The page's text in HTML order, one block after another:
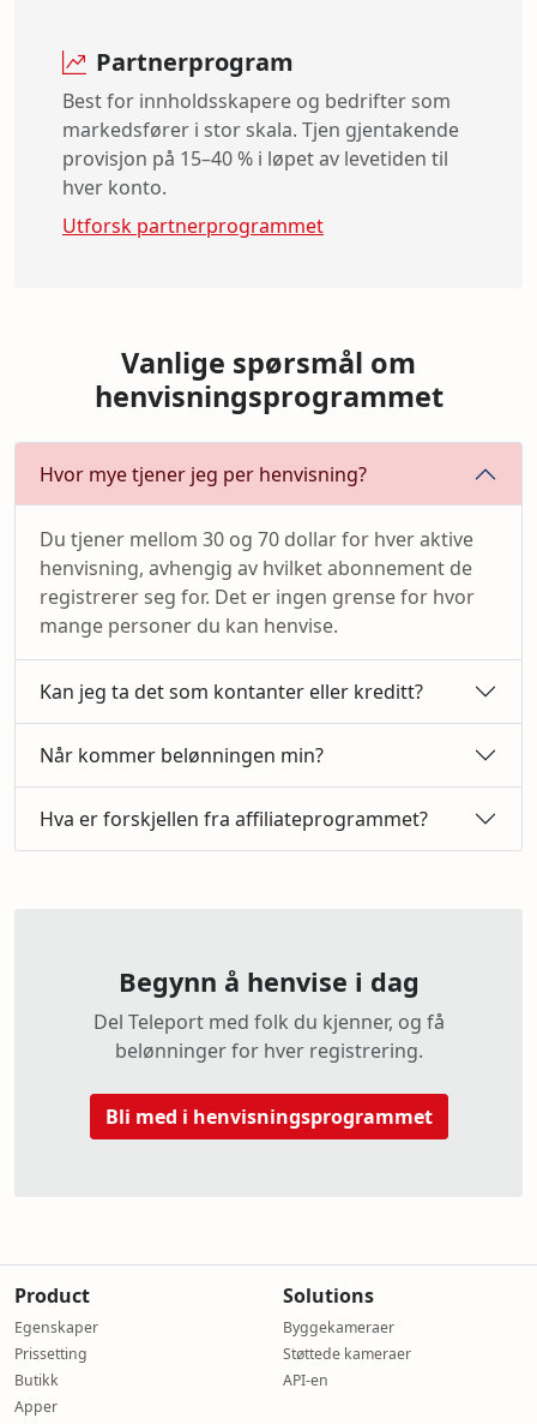
Partnerprogram
Best for innholdsskapere og bedrifter som
markedsfører i stor skala. Tjen gjentakende
provisjon på 15–40 % i løpet av levetiden til
hver konto.
Utforsk partnerprogrammet
Vanlige spørsmål om
henvisningsprogrammet
Hvor mye tjener jeg per henvisning?
Du tjener mellom 30 og 70 dollar for hver aktive
henvisning, avhengig av hvilket abonnement de
registrerer seg for. Det er ingen grense for hvor
mange personer du kan henvise.
Kan jeg ta det som kontanter eller kreditt?
Når kommer belønningen min?
Hva er forskjellen fra affiliateprogrammet?
Begynn å henvise i dag
Del Teleport med folk du kjenner, og få
belønninger for hver registrering.
Bli med i henvisningsprogrammet
Product
Egenskaper
Prissetting
Butikk
Apper
Solutions
Byggekameraer
Støttede kameraer
API-en